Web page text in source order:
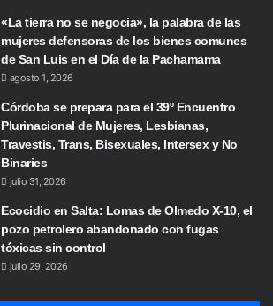
«La tierra no se negocia», la palabra de las
mujeres defensoras de los bienes comunes
de San Luis en el Día de la Pachamama
agosto 1, 2026
Córdoba se prepara para el 39º Encuentro
Plurinacional de Mujeres, Lesbianas,
Travestis, Trans, Bisexuales, Intersex y No
Binaries
julio 31, 2026
Ecocidio en Salta: Lomas de Olmedo X-10, el
pozo petrolero abandonado con fugas
tóxicas sin control
julio 29, 2026